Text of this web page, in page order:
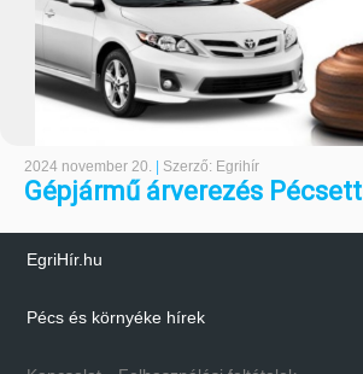
2024 november 20. Szerző: Egrihír
Gépjármű árverezés Pécsett
EgriHír.hu
Pécs és környéke hírek